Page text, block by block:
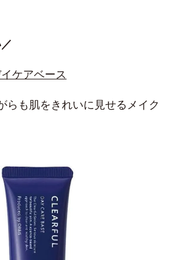
ケアベース
らも肌をきれいに見せるメイク